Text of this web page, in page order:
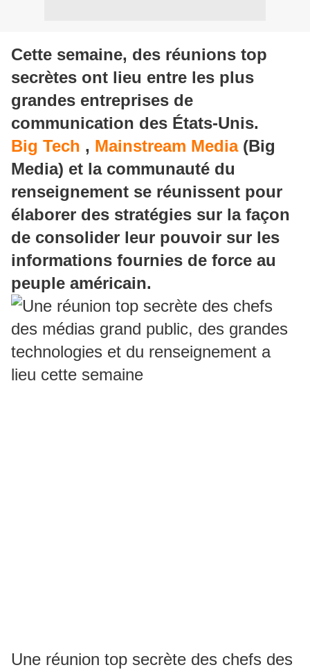
Cette semaine, des réunions top
secrètes ont lieu entre les plus
grandes entreprises de
communication des États-Unis.
Big Tech , Mainstream Media(Big
Media) et la communauté du
renseignement se réunissent pour
élaborer des stratégies sur la façon
de consolider leur pouvoir sur les
informations fournies de force au
peuple américain.
Une réunion top secrète des chefs des